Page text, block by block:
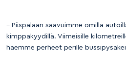
– Piispalaan saavuimme omilla
kimppakyydillä. Viimeisille
haemme perheet perille